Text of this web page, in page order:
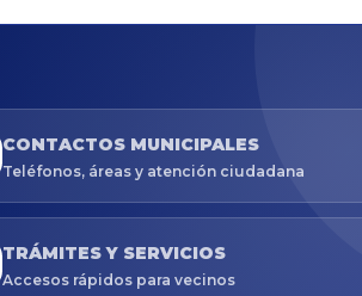
CONTACTOS MUNICIPALES
Teléfonos, áreas y atención ciudadana
TRÁMITES Y SERVICIOS
Accesos rápidos para vecinos